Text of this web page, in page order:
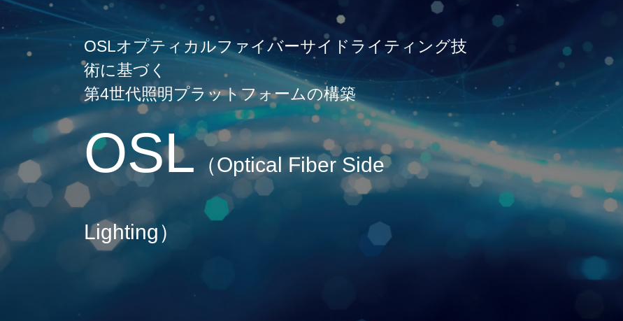
OSLオプティカルファイバーサイドライティング技
術に基づく
第4世代照明プラットフォームの構築
OSL （Optical Fiber Side
Lighting）